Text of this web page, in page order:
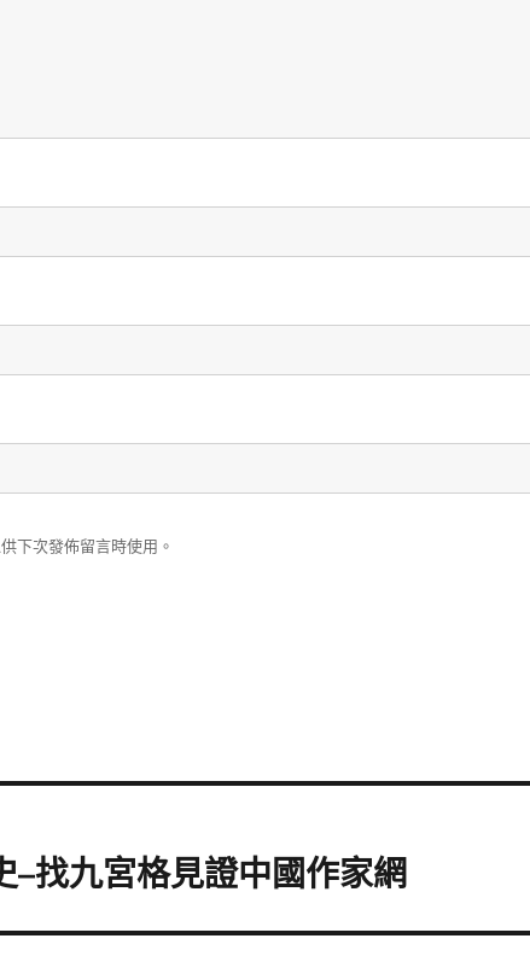
下次發佈留言時使用。
–找九宮格見證中國作家網